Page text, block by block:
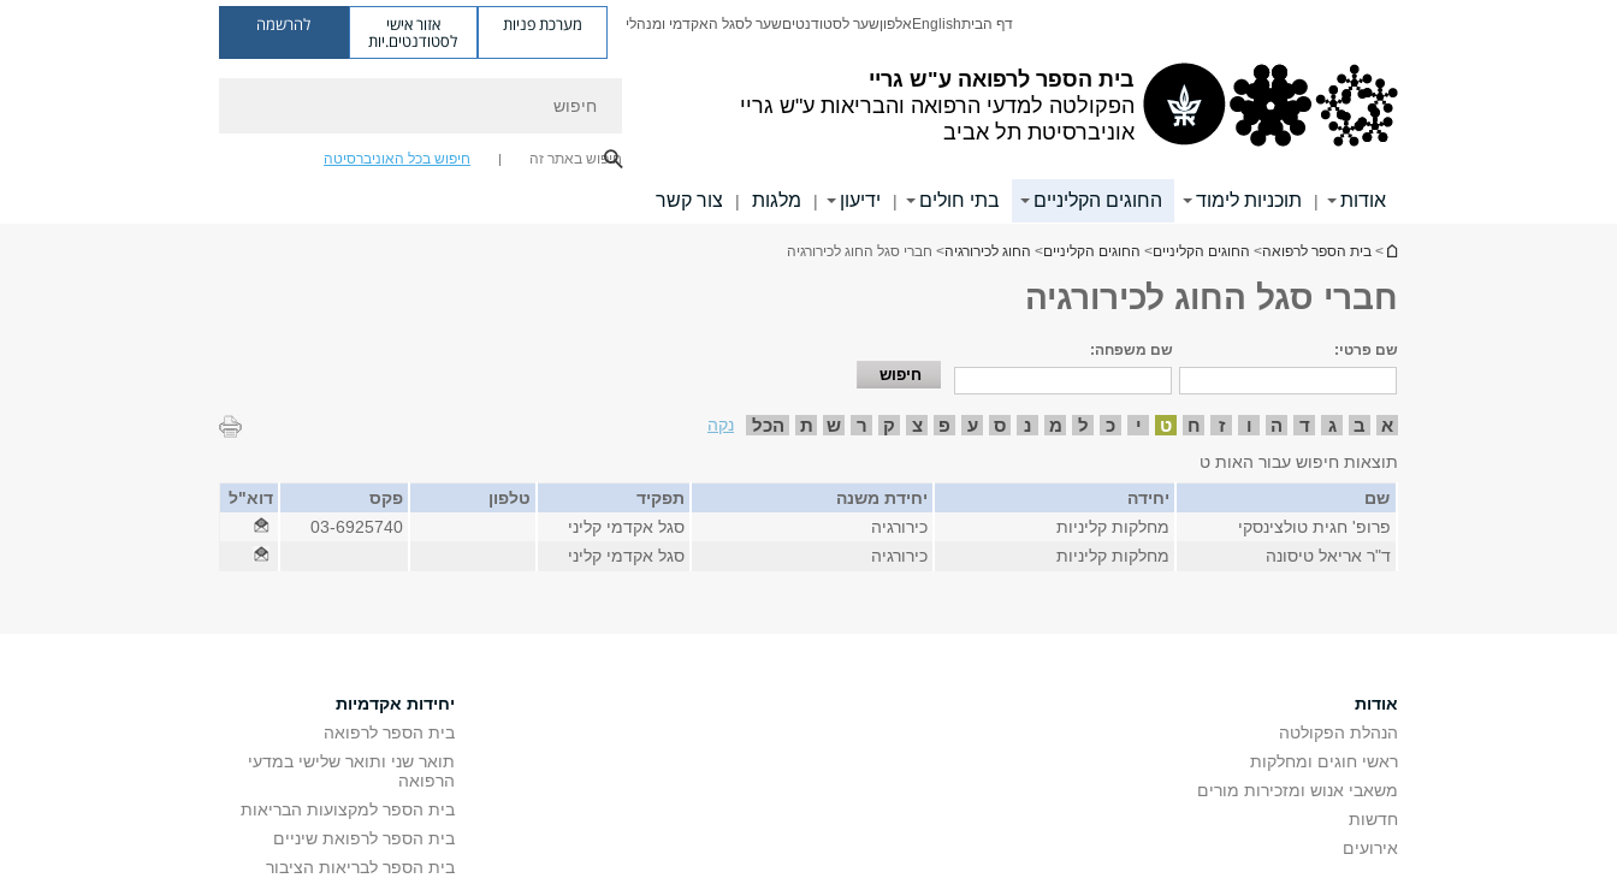
בית הספר לרפואה ע"ש גריי
הפקולטה למדעי הרפואה והבריאות ע"ש גריי
אוניברסיטת תל אביב
דף הביתEnglish אלפוןשער לסטודנטיםשער לסגל האקדמי ומנהלי מערכת פניות אזור אישי
לסטודנטים.יות
להרשמה
חיפוש באתר זה חיפוש בכל האוניברסיטה
אודות | תוכניות לימוד החוגים הקליניים בתי חולים | ידיעון | מלגות | צור קשר
הינך נמצא כאן
> בית הספר לרפואה> החוגים הקליניים> החוגים הקליניים> החוג לכירורגיה> חברי סגל החוג לכירורגיה
חברי סגל החוג לכירורגיה
שם פרטי: שם משפחה:
א ב ג ד ה ו ז ח ט י כ ל מ נ ס ע פ צ ק ר ש ת הכל
נקה
תוצאות חיפוש עבור האות ט
שם
יחידה יחידת משנה תפקיד טלפון פקס
דוא"ל
פרופ' חגית טולצינסקי
מחלקות קליניות כירורגיה סגל אקדמי קליני
03-6925740
ד"ר אריאל טיסונה
מחלקות קליניות כירורגיה סגל אקדמי קליני
אודות
הנהלת הפקולטה
ראשי חוגים ומחלקות
משאבי אנוש ומזכירות מורים
חדשות
אירועים
יחידות אקדמיות
בית הספר לרפואה
תואר שני ותואר שלישי במדעי
הרפואה
בית הספר למקצועות הבריאות
בית הספר לרפואת שיניים
בית הספר לבריאות הציבור